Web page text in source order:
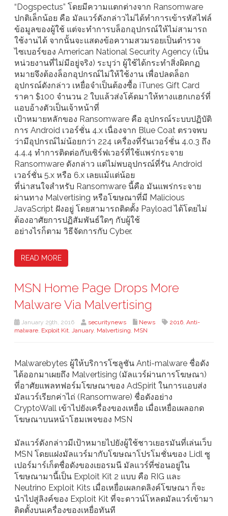
“Dogspectus” โดยมีความแตกต่างจาก Ransomware
ปกติเล็กน้อย คือ มัลแวร์ดังกล่าวไม่ได้ทำการเข้ารหัสไฟล์
ข้อมูลของผู้ใช้ แต่จะทำการบล็อกอุปกรณ์ให้ไม่สามารถ
ใช้งานได้ จากนั้นจะแสดงข้อความสวมรอยเป็นตำรวจ
ไซเบอร์ของ American National Security Agency (เป็น
หน่วยงานที่ไม่มีอยู่จริง) ระบุว่า ผู้ใช้ได้กระทำสิ่งผิดกฏ
หมายจึงต้องล็อกอุปกรณ์ไม่ให้ใช้งาน เพื่อปลดล็อก
อุปกรณ์ดังกล่าว เหยื่อจำเป็นต้องซื้อ iTunes Gift Card
ราคา $100 จำนวน 2 ใบแล้วส่งโค้ดมาให้ทางแฮกเกอร์ที่
แอบอ้างตัวเป็นเจ้าหน้าที่
เป้าหมายหลักของ Ransomware คือ อุปกรณ์ระบบปฏิบัติ
การ Android เวอร์ชั่น 4.x เนื่องจาก Blue Coat ตรวจพบ
ว่ามีอุปกรณ์ไม่น้อยกว่า 224 เครื่องที่รันเวอร์ชั่น 4.0.3 ถึง
4.4.4 ทำการติดต่อกับเซิร์ฟเวอร์ที่ใช้แพร่กระจาย
Ransomware ดังกล่าว แต่ไม่พบอุปกรณ์ที่รัน Android
เวอร์ชั่น 5.x หรือ 6.x เลยแม้แต่น้อย
ที่น่าสนใจสำหรับ Ransomware นี้คือ มันแพร่กระจาย
ผ่านทาง Malvertising หรือโฆษณาที่มี Malicious
JavaScript ฝังอยู่ โดยสามารถติดตั้ง Payload ได้โดยไม่
ต้องอาศัยการปฏิสัมพันธ์ใดๆ กับผู้ใช้
อย่างไรก็ตาม วิธีจัดการกับ Cyber.
READ MORE
MSN Home Page Drops More
Malware Via Malvertising
January 29th, 2016 securitynews News 2016, Anti-
malware, Exploit Kit, January, Malvertising, MSN
Malwarebytes ผู้ให้บริการโซลูชัน Anti-malware ชื่อดัง
ได้ออกมาเผยถึง Malvertising (มัลแวร์ผ่านการโฆษณา)
ที่อาศัยแพลทฟอร์มโฆษณาของ AdSpirit ในการแอบส่ง
มัลแวร์เรียกค่าไถ่ (Ransomware) ชื่อดังอย่าง
CryptoWall เข้าไปยังเครื่องของเหยื่อ เมื่อเหยื่อเผลอกด
โฆษณาบนหน้าโฮมเพจของ MSN
มัลแวร์ดังกล่าวมีเป้าหมายไปยังผู้ใช้ชาวเยอรมันที่เล่นเว็บ
MSN โดยแฝงมัลแวร์มากับโฆษณาโปรโมชั่นของ Lidl ซู
เปอร์มาร์เก็ตชื่อดังของเยอรมนี มัลแวร์ที่ซ่อนอยู่ใน
โฆษณามานี้เป็น Exploit Kit 2 แบบ คือ RIG และ
Neutrino Exploit Kits เมื่อเหยื่อเผลกดลิงค์โฆษณา ก็จะ
นำไปสู่ลิงค์ของ Exploit Kit ที่จะดาวน์โหลดมัลแวร์เข้ามา
ติดตั้งบนเครื่องของเหยื่อทันที